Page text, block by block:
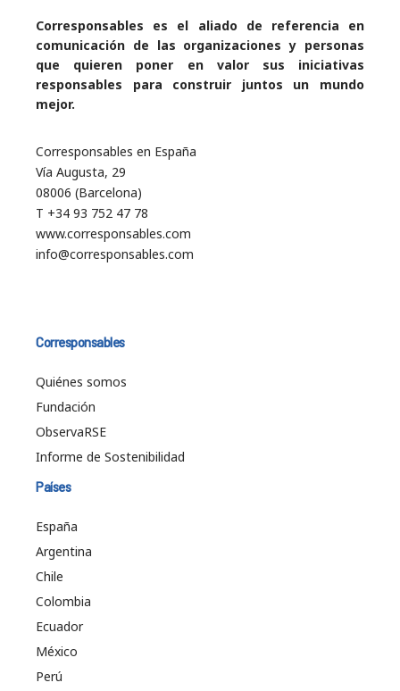
Corresponsables es el aliado de referencia en
comunicación de las organizaciones y personas
que quieren poner en valor sus iniciativas
responsables para construir juntos un mundo
mejor.
Corresponsables en España
Vía Augusta, 29
08006 (Barcelona)
T +34 93 752 47 78
www.corresponsables.com
info@corresponsables.com
Corresponsables
Quiénes somos
Fundación
ObservaRSE
Informe de Sostenibilidad
Países
España
Argentina
Chile
Colombia
Ecuador
México
Perú